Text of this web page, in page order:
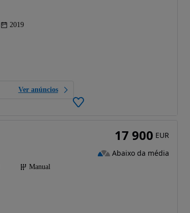
2019
Ver anúncios
Manual
17 900 EUR
Abaixo da média